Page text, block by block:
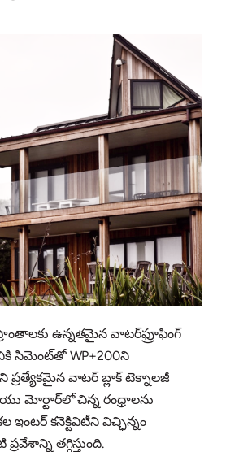
ఉన్నతమైన వాటర్‌ఫ్రూఫింగ్
సిమెంట్‌తో WP+200ని
వాటర్ బ్లాక్ టెక్నాలజీ
మోర్టార్‌లో చిన్న రంధ్రాలను
ఇంటర్‌ కనెక్టివిటీని విచ్ఛిన్నం
తగ్గిస్తుంది.